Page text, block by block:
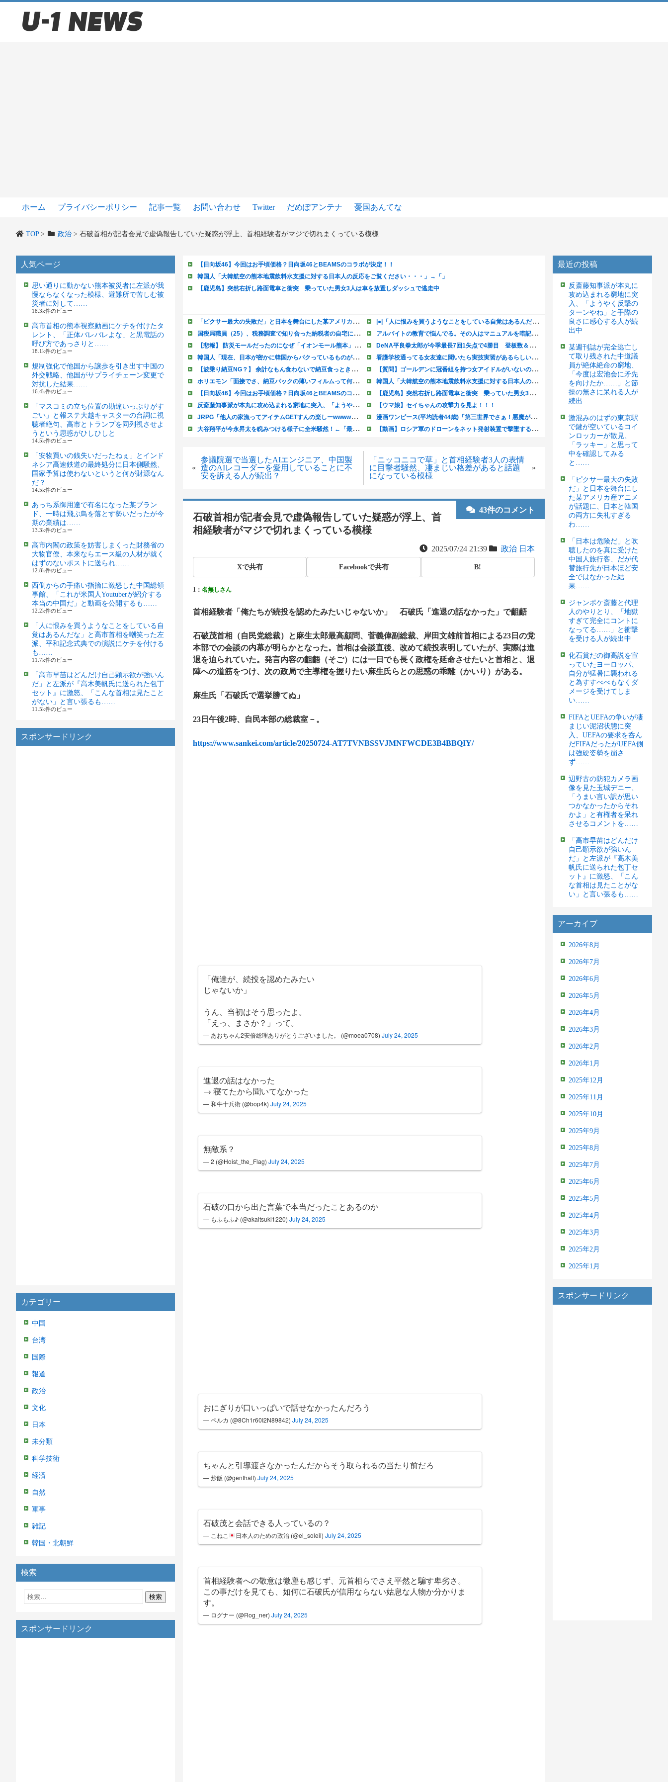
ホーム プライバシーポリシー 記事一覧 お問い合わせ Twitter だめぽアンテナ 憂国あんてな
TOP> 政治> 石破首相が記者会見で虚偽報告していた疑惑が浮上、首相経験者がマジで切れまくっている模様
人気ページ
思い通りに動かない熊本被災者に左派が我
慢ならなくなった模様、避難所で苦しむ被
災者に対して……
18.3k件のビュー
高市首相の熊本視察動画にケチを付けたタ
レント、「正体バレバレよな」と黒電話の
呼び方であっさりと……
18.1k件のビュー
規制強化で他国から譲歩を引き出す中国の
外交戦略、他国がサプライチェーン変更で
対抗した結果……
16.4k件のビュー
「マスコミの立ち位置の勘違いっぷりがす
ごい」と報ステ大越キャスターの台詞に視
聴者絶句、高市とトランプを同列視させよ
うという思惑がひしひしと
14.5k件のビュー
「安物買いの銭失いだったねぇ」とインド
ネシア高速鉄道の最終処分に日本側騒然、
国家予算は使わないというと何が財源なん
だ？
14.5k件のビュー
あっち系御用達で有名になった某ブラン
ド、一時は飛ぶ鳥を落とす勢いだったが今
期の業績は……
13.3k件のビュー
高市内閣の政策を妨害しまくった財務省の
大物官僚、本来ならエース級の人材が就く
はずのないポストに送られ……
12.8k件のビュー
西側からの手痛い指摘に激怒した中国総領
事館、「これが米国人Youtuberが紹介する
本当の中国だ」と動画を公開するも……
12.2k件のビュー
「人に恨みを買うようなことをしている自
覚はあるんだな」と高市首相を嘲笑った左
派、平和記念式典での演説にケチを付ける
も……
11.7k件のビュー
「高市早苗はどんだけ自己顕示欲が強いん
だ」と左派が『高木美帆氏に送られた包丁
セット』に激怒、「こんな首相は見たこと
がない」と言い張るも……
11.5k件のビュー
スポンサードリンク
カテゴリー
中国
台湾
国際
報道
政治
文化
日本
未分類
科学技術
経済
自然
軍事
雑記
韓国・北朝鮮
検索
スポンサードリンク
«
参議院選で当選したAIエンジニア、中国製
造のAIレコーダーを愛用していることに不
安を訴える人が続出？
「ニッコニコで草」と首相経験者3人の表情
に目撃者騒然、凄まじい格差があると話題
になっている模様
»
43件のコメント
石破首相が記者会見で虚偽報告していた疑惑が浮上、首
相経験者がマジで切れまくっている模様
2025/07/24 21:39 政治 日本
Xで共有 Facebookで共有 B!
1： 名無しさん
首相経験者「俺たちが続投を認めたみたいじゃないか」 石破氏「進退の話なかった」で齟齬
石破茂首相（自民党総裁）と麻生太郎最高顧問、菅義偉副総裁、岸田文雄前首相による23日の党
本部での会談の内幕が明らかとなった。首相は会談直後、改めて続投表明していたが、実際は進
退を迫られていた。発言内容の齟齬（そご）には一日でも長く政権を延命させたいと首相と、退
陣への道筋をつけ、次の政局で主導権を握りたい麻生氏らとの思惑の乖離（かいり）がある。
麻生氏「石破氏で選挙勝てぬ」
23日午後2時、自民本部の総裁室－。
https://www.sankei.com/article/20250724-AT7TVNBSSVJMNFWCDE3B4BBQIY/
「俺達が、続投を認めたみたい
じゃないか」
うん、当初はそう思ったよ。
「えっ、まさか？」って。
— あおちゃん2安倍総理ありがとうございました。 (@moea0708) July 24, 2025
進退の話はなかった
→ 寝てたから聞いてなかった
— 和牛十兵衛 (@bop4k) July 24, 2025
無敵系？
— 2 (@Hoist_the_Flag) July 24, 2025
石破の口から出た言葉で本当だったことあるのか
— もふもふ♪ (@akaitsuki1220) July 24, 2025
おにぎりが口いっぱいで話せなかったんだろう
— ペルカ (@8Ch1r60I2N89842) July 24, 2025
ちゃんと引導渡さなかったんだからそう取られるの当たり前だろ
— 炒飯 (@genthalf) July 24, 2025
石破茂と会話できる人っているの？
— こねこ 日本人のための政治 (@el_soleil) July 24, 2025
首相経験者への敬意は微塵も感じず、元首相らでさえ平然と騙す卑劣さ。
この事だけを見ても、如何に石破氏が信用ならない姑息な人物か分かりま
す。
— ログナー (@Rog_ner) July 24, 2025
最近の投稿
反斎藤知事派が本丸に
攻め込まれる窮地に突
入、「ようやく反撃の
ターンやね」と手際の
良さに感心する人が続
出中
某週刊誌が完全逃亡し
て取り残された中道議
員が絶体絶命の窮地、
「今度は宏池会に矛先
を向けたか……」と節
操の無さに呆れる人が
続出
激混みのはずの東京駅
で鍵が空いているコイ
ンロッカーが散見、
「ラッキー」と思って
中を確認してみる
と……
「ピクサー最大の失敗
だ」と日本を舞台にし
た某アメリカ産アニメ
が話題に、日本と韓国
の両方に失礼すぎる
わ……
「日本は危険だ」と吹
聴したのを真に受けた
中国人旅行客、だが代
替旅行先が日本ほど安
全ではなかった結
果……
ジャンポケ斎藤と代理
人のやりとり、「地獄
すぎて完全にコントに
なってる……」と衝撃
を受ける人が続出中
化石賞だの御高説を宣
っていたヨーロッパ、
自分が猛暑に襲われる
と為すすべべもなくダ
メージを受けてしま
い……
FIFAとUEFAの争いが凄
まじい泥沼状態に突
入、UEFAの要求を呑ん
だFIFAだったがUEFA側
は強硬姿勢を崩さ
ず……
辺野古の防犯カメラ画
像を見た玉城デニー、
「うまい言い訳が思い
つかなかったからそれ
かよ」と有権者を呆れ
させるコメントを……
「高市早苗はどんだけ
自己顕示欲が強いん
だ」と左派が『高木美
帆氏に送られた包丁セ
ット』に激怒、「こん
な首相は見たことがな
い」と言い張るも……
アーカイブ
2026年8月
2026年7月
2026年6月
2026年5月
2026年4月
2026年3月
2026年2月
2026年1月
2025年12月
2025年11月
2025年10月
2025年9月
2025年8月
2025年7月
2025年6月
2025年5月
2025年4月
2025年3月
2025年2月
2025年1月
スポンサードリンク